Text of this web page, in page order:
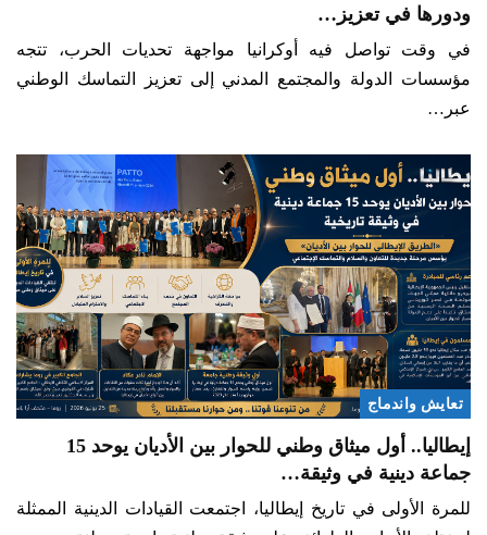
ودورها في تعزيز…
في وقت تواصل فيه أوكرانيا مواجهة تحديات الحرب، تتجه
مؤسسات الدولة والمجتمع المدني إلى تعزيز التماسك الوطني
عبر…
تعايش واندماج
إيطاليا.. أول ميثاق وطني للحوار بين الأديان يوحد 15
جماعة دينية في وثيقة…
للمرة الأولى في تاريخ إيطاليا، اجتمعت القيادات الدينية الممثلة